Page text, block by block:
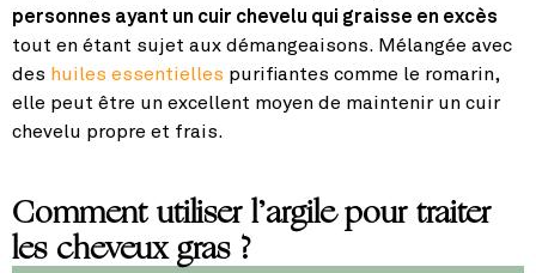
personnes ayant un cuir chevelu qui graisse en excès
tout en étant sujet aux démangeaisons. Mélangée avec
des huiles essentielles purifiantes comme le romarin,
elle peut être un excellent moyen de maintenir un cuir
chevelu propre et frais.
Comment utiliser l’argile pour traiter
les cheveux gras ?